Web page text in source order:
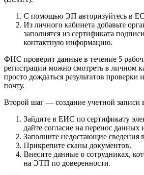
С помощью ЭП авторизуйтесь в
Из личного кабинета добавьте
заполнятся из сертификата
контактную информацию.
ФНС проверит данные в течение 5
регистрации можно смотреть в личном
просто дождаться результатов проверки
почту.
Второй шаг — создание учетной
Зайдите в ЕИС по сертификату
дайте согласие на перенос
Заполните недостающие сведения
Прикрепите сканы документов.
Внесите данные о сотрудниках,
на ЭТП по доверенности.